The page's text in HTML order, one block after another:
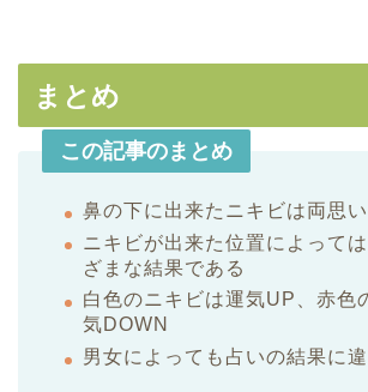
まとめ
この記事のまとめ
鼻の下に出来たニキビは両思
ニキビが出来た位置によって
ざまな結果である
白色のニキビは運気UP、赤色
気DOWN
男女によっても占いの結果に